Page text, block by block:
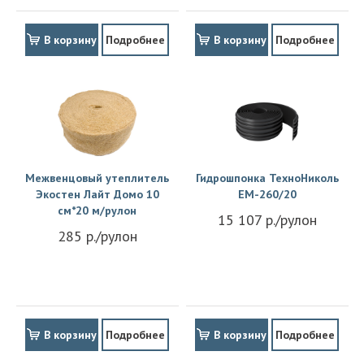
В корзину Подробнее В корзину Подробнее
Межвенцовый утеплитель
Экостен Лайт Домо 10
см*20 м/рулон
285 р./рулон
В корзину Подробнее
Гидрошпонка ТехноНиколь
EM-260/20
15 107 р./рулон
В корзину Подробнее